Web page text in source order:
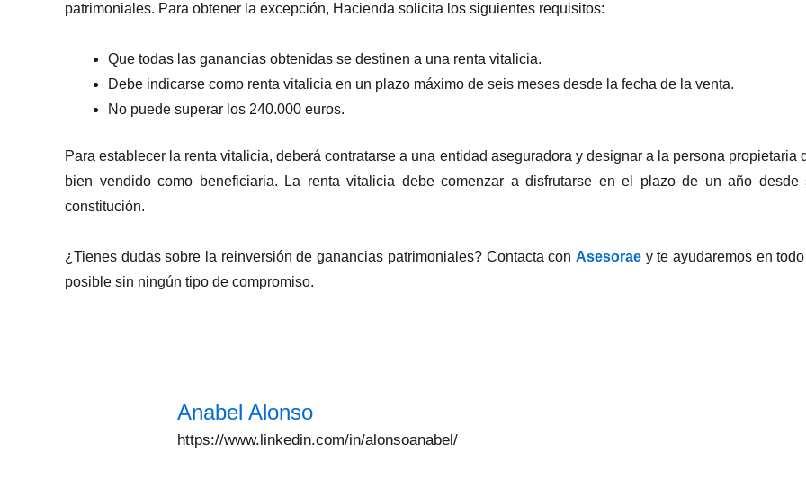
patrimoniales. Para obtener la excepción, Hacienda solicita los siguientes requisitos:
Que todas las ganancias obtenidas se destinen a una renta vitalicia.
Debe indicarse como renta vitalicia en un plazo máximo de seis meses desde la fecha de la venta.
No puede superar los 240.000 euros.
Para establecer la renta vitalicia, deberá contratarse a una entidad aseguradora y designar a la persona propietaria
bien vendido como beneficiaria. La renta vitalicia debe comenzar a disfrutarse en el plazo de un año desde
constitución.
¿Tienes dudas sobre la reinversión de ganancias patrimoniales? Contacta con Asesoraey te ayudaremos en
posible sin ningún tipo de compromiso.
Anabel Alonso
https://www.linkedin.com/in/alonsoanabel/